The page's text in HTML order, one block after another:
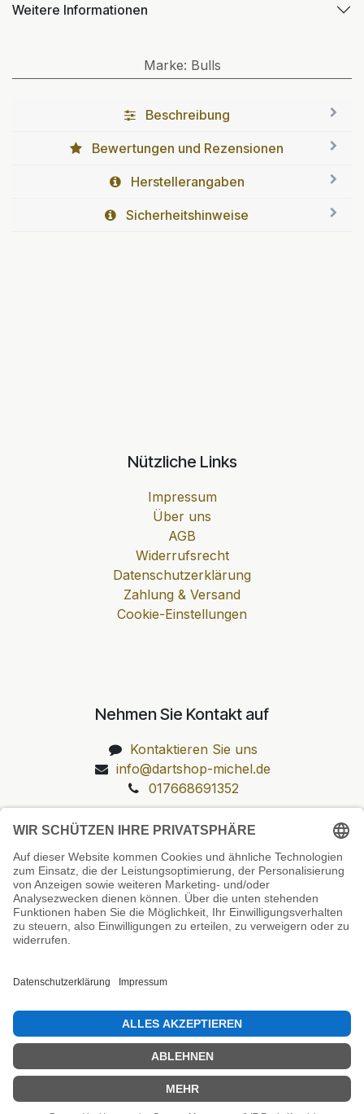
Weitere Informationen
Marke: Bulls
Beschreibung
Bewertungen und Rezensionen
Herstellerangaben
Sicherheitshinweise
Nützliche Links
Impressum
Über uns
AGB
Widerrufsrecht
Datenschutzerklärung
Zahlung & Versand
Cookie-Einstellungen
Nehmen Sie Kontakt auf
Kontaktieren Sie uns
info@dartshop-michel.de
017668691352
Unsere Prüfsiegel